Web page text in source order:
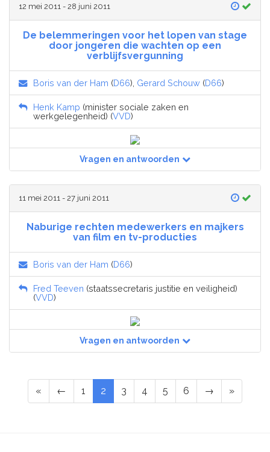
12 mei 2011 - 28 juni 2011
De belemmeringen voor het lopen van stage
door jongeren die wachten op een
verblijfsvergunning
Boris van der Ham (D66), Gerard Schouw (D66)
Henk Kamp (minister sociale zaken en
werkgelegenheid) (VVD)
Vragen en antwoorden
11 mei 2011 - 27 juni 2011
Naburige rechten medewerkers en majkers
van film en tv-producties
Boris van der Ham (D66)
Fred Teeven (staatssecretaris justitie en veiligheid)
(VVD)
Vragen en antwoorden
« ← 1 2 3 4 5 6 → »